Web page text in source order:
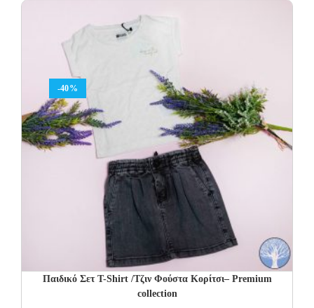
-40%
Παιδικό Σετ T-Shirt /Τζιν Φούστα Κορίτσι– Premium
collection